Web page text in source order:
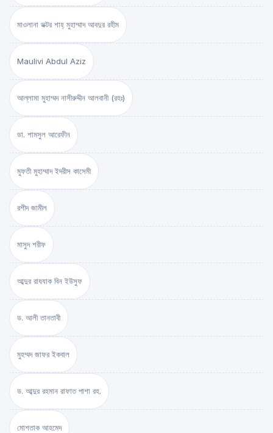
মাওলানা ডক্টর শাহ্‌ মুহাম্মাদ আবদুর রহীম
Maulivi Abdul Aziz
আল্লামা মুহাম্মদ নাসীরুদ্দীন আলবানী (রহঃ)
ডা. শামসুল আরেফীন
মুফতী মুহাম্মাদ ইদরীস কাসেমী
রশীদ জামীল
মাসুদ শরীফ
আব্দুর রাযযাক বিন ইউসুফ
ড. আলী তানতাবী
মুহম্মদ জাফর ইকবাল
ড. আব্দুর রহমান রাফাত পাশা রহ.
মোশতাক আহমেদ